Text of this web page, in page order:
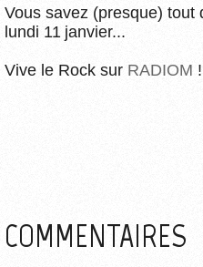
Vous savez (presque) tout
lundi 11 janvier...
Vive le Rock sur RADIOM !
COMMENTAIRES